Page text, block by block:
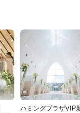
ハミングプラザVIP